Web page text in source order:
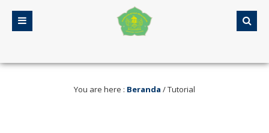
You are here : Beranda /Tutorial